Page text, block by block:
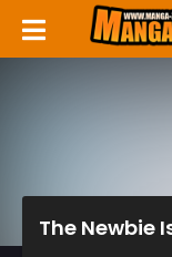
The Newbie